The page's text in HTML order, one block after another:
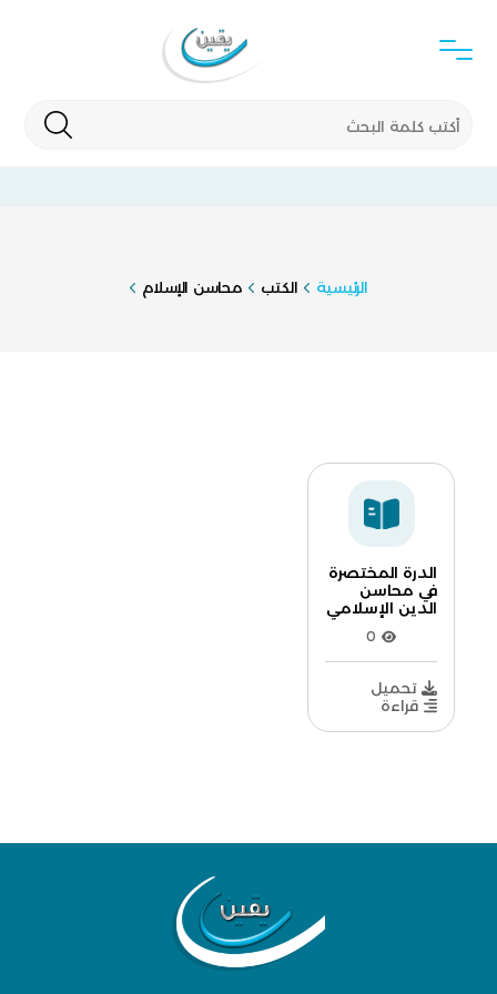
الرئيسية الكتب محاسن الإسلام
الدرة المختصرة
في محاسن
الدين الإسلامي
0
تحميل
قراءة